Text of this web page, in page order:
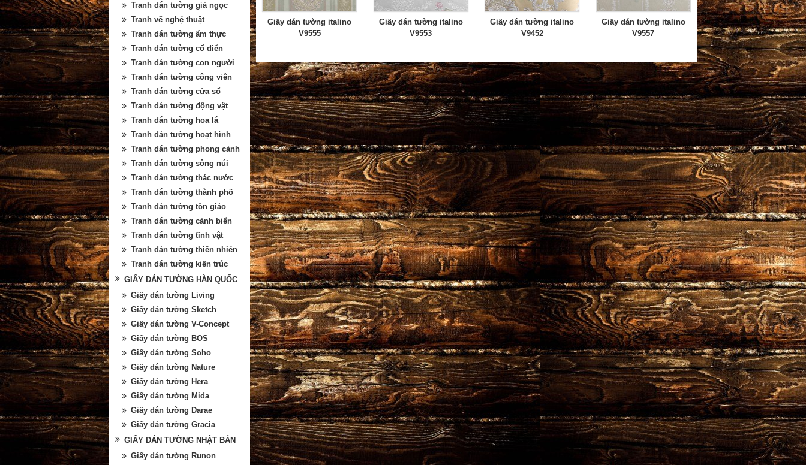
Giấy dán tường italino
V9555
Giấy dán tường italino
V9553
Giấy dán tường italino
V9452
Giấy dán tường italino
V9557
Tranh dán tường giả ngọc
Tranh vẽ nghệ thuật
Tranh dán tường ẩm thực
Tranh dán tường cổ điển
Tranh dán tường con người
Tranh dán tường công viên
Tranh dán tường cửa sổ
Tranh dán tường động vật
Tranh dán tường hoa lá
Tranh dán tường hoạt hình
Tranh dán tường phong cảnh
Tranh dán tường sông núi
Tranh dán tường thác nước
Tranh dán tường thành phố
Tranh dán tường tôn giáo
Tranh dán tường cảnh biển
Tranh dán tường tĩnh vật
Tranh dán tường thiên nhiên
Tranh dán tường kiến trúc
GIẤY DÁN TƯỜNG HÀN QUỐC
Giấy dán tường Living
Giấy dán tường Sketch
Giấy dán tường V-Concept
Giấy dán tường BOS
Giấy dán tường Soho
Giấy dán tường Nature
Giấy dán tường Hera
Giấy dán tường Mida
Giấy dán tường Darae
Giấy dán tường Gracia
GIẤY DÁN TƯỜNG NHẬT BẢN
Giấy dán tường Runon